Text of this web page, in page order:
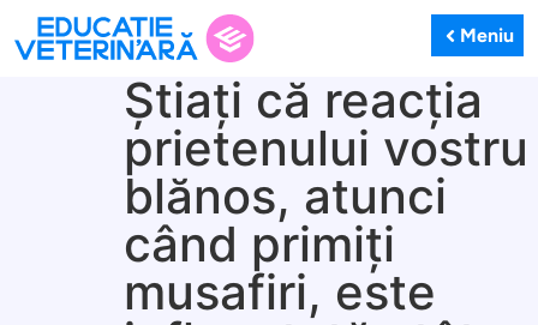
Meniu
Știați că reacția
prietenului vostru
blănos, atunci
când primiți
musafiri, este